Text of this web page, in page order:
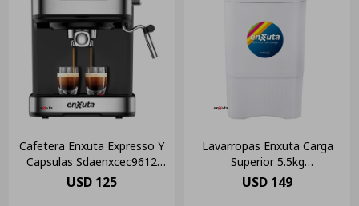
Cafetera Enxuta Expresso Y
Capsulas Sdaenxcec9612
Color Gris
USD 125
Lavarropas Enxuta Carga
Superior 5.5kg
Semiautomático Color
USD 149